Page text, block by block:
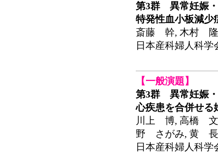
第3群 異常妊娠
特発性血小板減少
斎藤 幹, 木村
日本産科婦人科学
【一般演題】
第3群 異常妊娠
心疾患を合併せる
川上 博, 高橋
野 さがみ, 黄
日本産科婦人科学